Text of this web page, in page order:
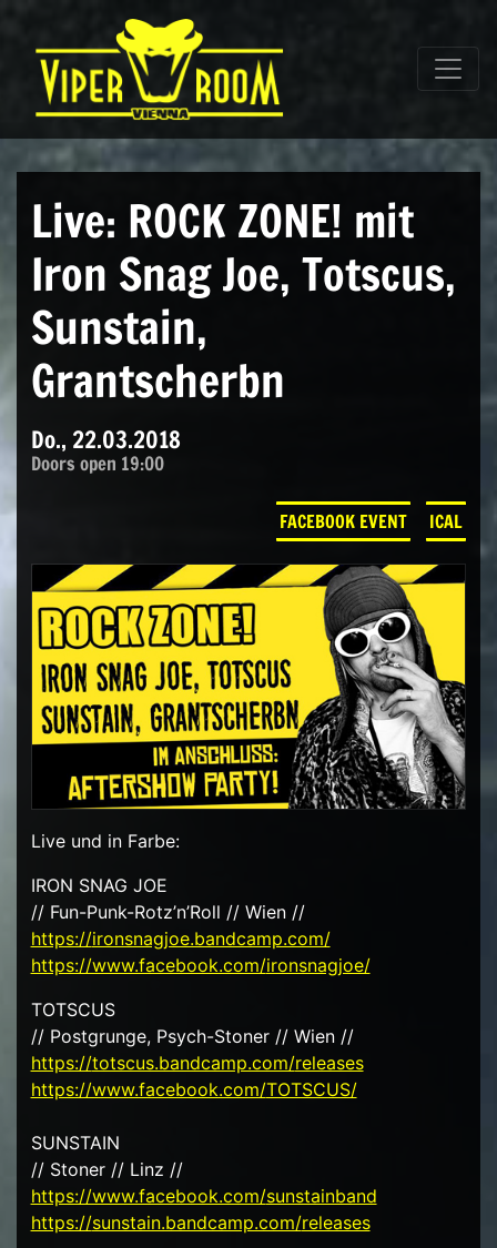
Hauptnavigation
Live: ROCK ZONE! mit
Iron Snag Joe, Totscus,
Sunstain,
Grantscherbn
Do., 22.03.2018
Doors open 19:00
FACEBOOK EVENT ICAL
Live und in Farbe:
IRON SNAG JOE
// Fun-Punk-Rotz’n’Roll // Wien //
https://ironsnagjoe.bandcamp.com/
https://www.facebook.com/ironsnagjoe/
TOTSCUS
// Postgrunge, Psych-Stoner // Wien //
https://totscus.bandcamp.com/releases
https://www.facebook.com/TOTSCUS/
SUNSTAIN
// Stoner // Linz //
https://www.facebook.com/sunstainband
https://sunstain.bandcamp.com/releases